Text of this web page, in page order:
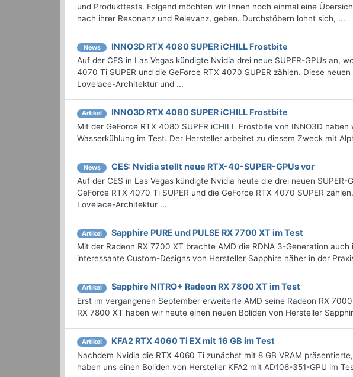
und Produkttests. Folgend möchten wir Ihnen noch einmal eine
nach ihrer Resonanz und Relevanz, geben. Durchstöbern lohnt sich, ...
News INNO3D RTX 4080 SUPER iCHILL Frostbite
Auf der CES in Las Vegas kündigte Nvidia drei neue SUPER-GPUs an,
4070 Ti SUPER und die GeForce RTX 4070 SUPER zählen. Diese
Lovelace-Architektur und ...
Artikel INNO3D RTX 4080 SUPER iCHILL Frostbite
Mit der GeForce RTX 4080 SUPER iCHILL Frostbite von INNO3D
Wasserkühlung im Test. Der Hersteller arbeitet zu diesem Zweck mit
News CES: Nvidia stellt neue RTX-40-SUPER-GPUs vor
Auf der CES in Las Vegas kündigte Nvidia heute die drei neuen SUPER-
GeForce RTX 4070 Ti SUPER und die GeForce RTX 4070 SUPER
Lovelace-Architektur ...
Artikel Sapphire PURE und PULSE RX 7700 XT im Test
Mit der Radeon RX 7700 XT brachte AMD die RDNA 3-Generation
interessante Custom-Designs von Hersteller Sapphire näher in der
Artikel Sapphire NITRO+ Radeon RX 7800 XT im Test
Erst im vergangenen September erweiterte AMD seine Radeon RX
RX 7800 XT haben wir heute einen neuen Boliden von Hersteller
Artikel KFA2 RTX 4060 Ti EX mit 16 GB im Test
Nachdem Nvidia die RTX 4060 Ti zunächst mit 8 GB VRAM
haben uns einen Boliden von Hersteller KFA2 mit AD106-351-GPU im